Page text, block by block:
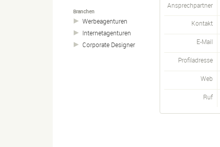
Branchen
Werbeagenturen
Internetagenturen
Corporate Designer
Ansprechpartner
Kontakt
E-Mail
Profiladresse
Web
Ruf